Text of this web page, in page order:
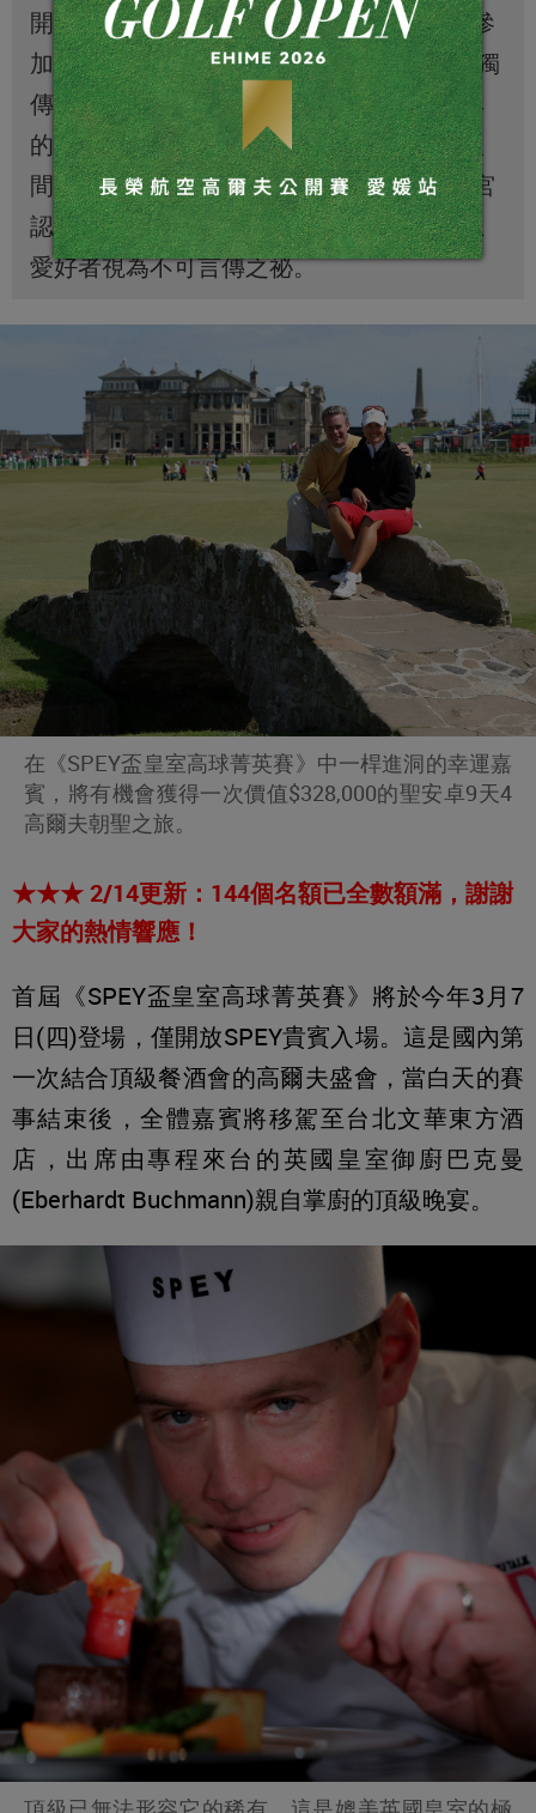
開」賽，唯有深知SPEY秘密的少數人得以參
加。這秘密源自1770年，SPEY堅持以家族獨
傳的手抄釀酒寶典，釀造出一桶桶風味獨具
的珍釀，由於產量稀少，僅在英國貴族名人
間流通，時至今日，SPEY作為英國六大皇宮
認證指定的單一麥芽威士忌，仍然被威士忌
愛好者視為不可言傳之祕。
在《SPEY盃皇室高球菁英賽》中一桿進洞的幸運嘉
賓，將有機會獲得一次價值$328,000的聖安卓9天4
高爾夫朝聖之旅。
★★★ 2/14更新：144個名額已全數額滿，謝謝
大家的熱情響應！
首屆《SPEY盃皇室高球菁英賽》將於今年3月7
日(四)登場，僅開放SPEY貴賓入場。這是國內第
一次結合頂級餐酒會的高爾夫盛會，當白天的賽
事結束後，全體嘉賓將移駕至台北文華東方酒
店，出席由專程來台的英國皇室御廚巴克曼
(Eberhardt Buchmann)親自掌廚的頂級晚宴。